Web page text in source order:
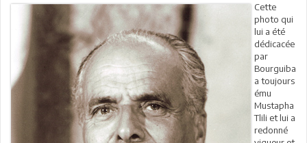
Cette
photo qui
lui a été
dédicacée
par
Bourguiba
a toujours
ému
Mustapha
Tlili et lui a
redonné